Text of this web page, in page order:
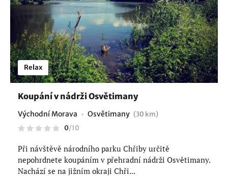
Relax
Koupání v nádrži Osvětimany
Východní Morava Osvětimany (30 km)
0/10
Při návštěvě národního parku Chřiby určitě
nepohrdnete koupáním v přehradní nádrži Osvětimany.
Nachází se na jižním okraji Chři...